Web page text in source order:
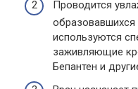
Проводится
образовавшихся
используются
заживляющие
Бепантен и